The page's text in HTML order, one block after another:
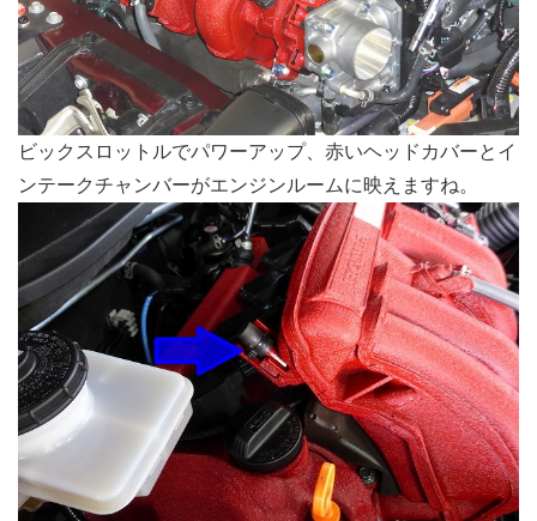
ビックスロットルでパワーアップ、赤いヘッドカバーとイ
ンテークチャンバーがエンジンルームに映えますね。